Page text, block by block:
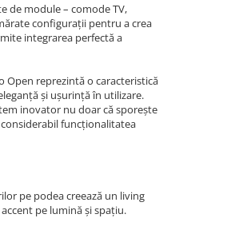
de module – comode TV,
configurații pentru a crea
integrarea perfectă a
Open reprezintă o caracteristică
și ușurință în utilizare.
inovator nu doar că sporește
funcționalitatea
pe podea creează un living
pe lumină și spațiu.